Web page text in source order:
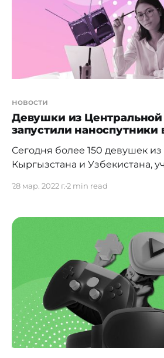
составе света и газа, после
новости
Девушки из
запустили наноспутники
Сегодня более 150 девушек из
Кыргызстана и Узбекистана,
три ультрасовременных
классу малых космических
оснащены несколькими
которых способна снимать
изображение Земли с
запуска наноспутники UniSat
сделать снимки Земли и
28 мар. 2022 г.2 min read